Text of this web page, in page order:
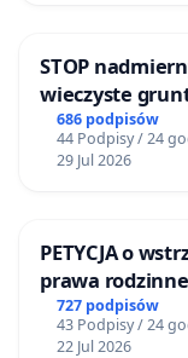
STOP
wieczyste
ogrody
686 podpisów
44 Podpisy / 24
29 Jul 2026
PETYCJA o
727 podpisów
43 Podpisy / 24
22 Jul 2026